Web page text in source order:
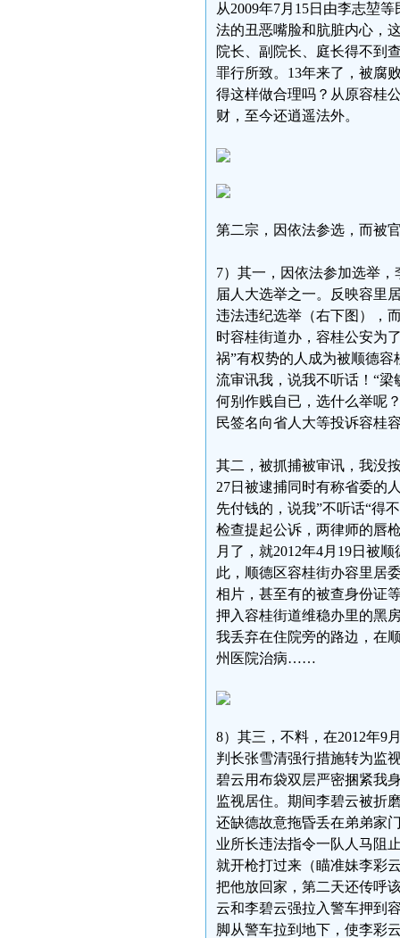
从2009年7月15日由李志堃
法的丑恶嘴脸和肮脏内心，
院长、副院长、庭长得不到
罪行所致。13年来了，被腐
得这样做合理吗？从原容桂
财，至今还逍遥法外。
第二宗，因依法参选，而被
7）其一，因依法参加选举，
届人大选举之一。反映容里
违法违纪选举（右下图），
时容桂街道办，容桂公安为
祸”有权势的人成为被顺德
流审讯我，说我不听话！“
何别作贱自已，选什么举呢
民签名向省人大等投诉容桂
其二，被抓捕被审讯，我没
27日被逮捕同时有称省委的
先付钱的，说我”不听话“得
检查提起公诉，两律师的唇
月了，就2012年4月19日被
此，顺德区容桂街办容里居
相片，甚至有的被查身份证
押入容桂街道维稳办里的
我丢弃在住院旁的路边，在
州医院治病……
8）其三，不料，在2012年9
判长张雪清强行措施转为监
碧云用布袋双层严密捆紧我
监视居住。期间李碧云被折
还缺德故意拖昏丢在弟弟家
业所长违法指令一队人马阻
就开枪打过来（瞄准妹李彩
把他放回家，第二天还传呼
云和李碧云强拉入警车押到
脚从警车拉到地下，使李彩